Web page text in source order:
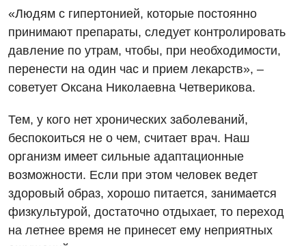
Гастроэнтерология
Гематология
Диетология
Кардиология
Маммология
Медицинская психология
Неврология
Онкологическое отделение
«Людям с гипертонией, которые постоянно
принимают препараты, следует контролировать
давление по утрам, чтобы, при необходимости,
перенести на один час и прием лекарств», –
советует Оксана Николаевна Четверикова.
Тем, у кого нет хронических заболеваний,
беспокоиться не о чем, считает врач. Наш
организм имеет сильные адаптационные
возможности. Если при этом человек ведет
здоровый образ, хорошо питается, занимается
физкультурой, достаточно отдыхает, то переход
на летнее время не принесет ему неприятных